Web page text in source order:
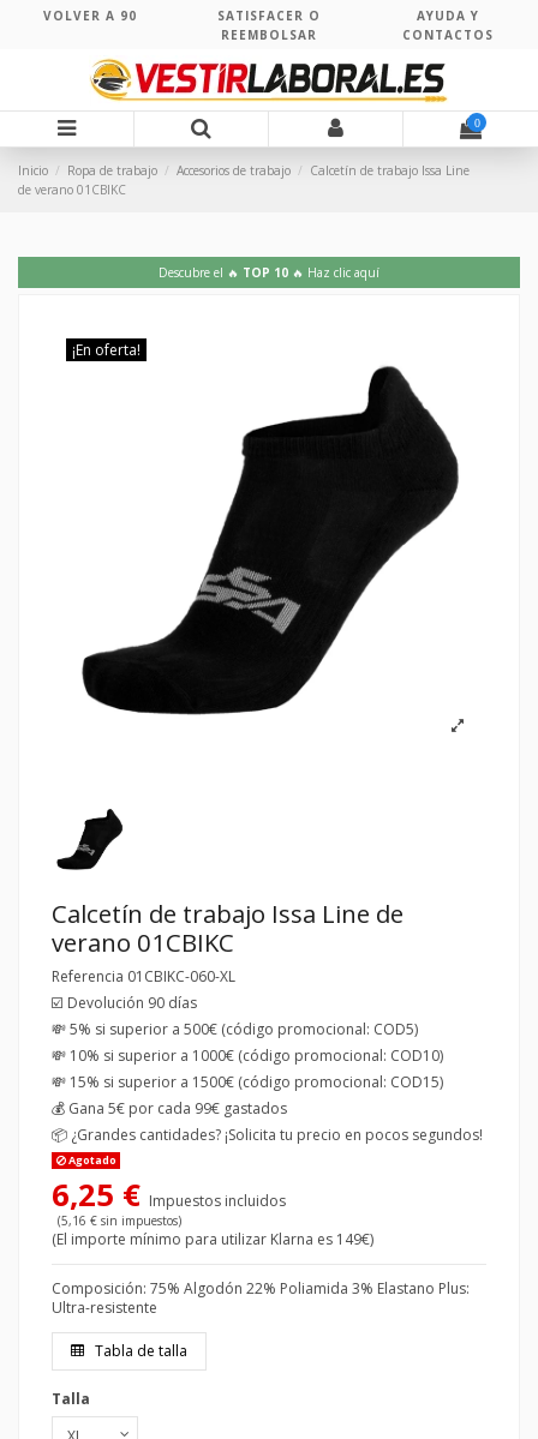
VOLVER A 90
SATISFACER O
REEMBOLSAR
AYUDA Y
CONTACTOS
0
Inicio Ropa de trabajo Accesorios de trabajo
Calcetín de trabajo Issa Line
de verano 01CBIKC
Descubre el 🔥 TOP 10 🔥 Haz clic aquí
¡En oferta!
Calcetín de trabajo Issa Line de
verano 01CBIKC
Referencia 01CBIKC-060-XL
☑️ Devolución 90 días
💸 5% si superior a 500€ (código promocional: COD5)
💸 10% si superior a 1000€ (código promocional: COD10)
💸 15% si superior a 1500€ (código promocional: COD15)
💰 Gana 5€ por cada 99€ gastados
📦 ¿Grandes cantidades? ¡Solicita tu precio en pocos segundos!
Agotado
6,25 € Impuestos incluidos
(5,16 € sin impuestos)
(El importe mínimo para utilizar Klarna es 149€)
Composición: 75% Algodón 22% Poliamida 3% Elastano Plus:
Ultra-resistente
Tabla de talla
Talla